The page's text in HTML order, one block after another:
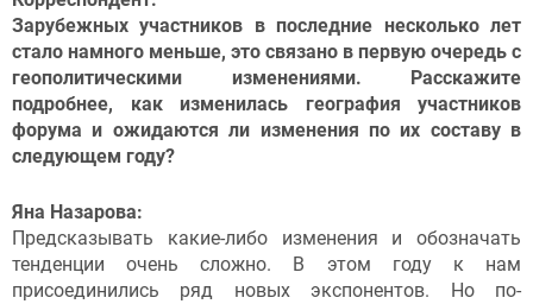
Зарубежных участников в последние несколько лет
стало намного меньше, это связано в первую очередь с
геополитическими изменениями. Расскажите
подробнее, как изменилась география участников
форума и ожидаются ли изменения по их составу в
следующем году?
Яна Назарова:
Предсказывать какие-либо изменения и обозначать
тенденции очень сложно. В этом году к нам
присоединились ряд новых экспонентов. Но по-